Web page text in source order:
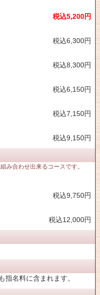
税込5,200円
税込6,300円
税込8,300円
税込6,150円
税込7,150円
税込9,150円
み合わせ出来るコースです。
税込9,750円
税込12,000円
名料に含まれます。